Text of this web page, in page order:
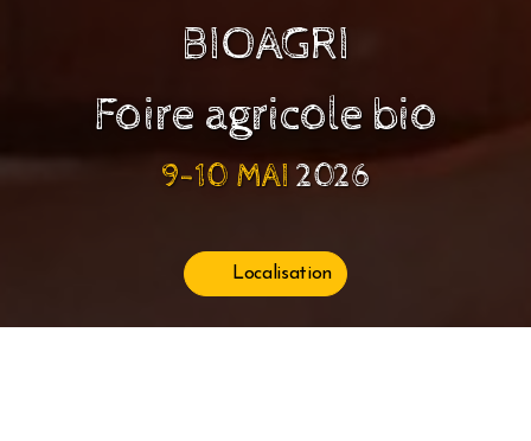
BIOAGRI
Foire agricole bio
9-10 MAI 2026
Localisation